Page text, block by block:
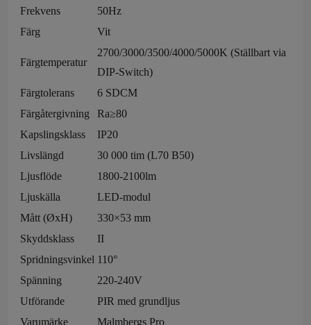
Frekvens
50Hz
Färg
Vit
Färgtemperatur
2700/3000/3500/4000/5000K (Ställbart via
DIP-Switch)
Färgtolerans
6 SDCM
Färgåtergivning
Ra≥80
Kapslingsklass
IP20
Livslängd
30 000 tim (L70 B50)
Ljusflöde
1800-2100lm
Ljuskälla
LED-modul
Mått (ØxH)
330×53 mm
Skyddsklass
II
Spridningsvinkel 110°
Spänning
220-240V
Utförande
PIR med grundljus
Varumärke
Malmbergs Pro